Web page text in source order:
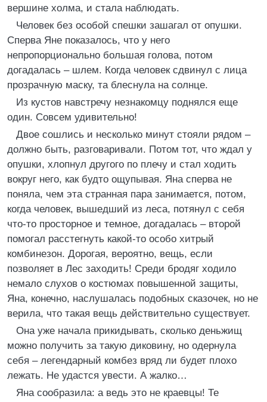
вершине холма, и стала наблюдать.
Человек без особой спешки зашагал от опушки.
Сперва Яне показалось, что у него
непропорционально большая голова, потом
догадалась – шлем. Когда человек сдвинул с лица
прозрачную маску, та блеснула на солнце.
Из кустов навстречу незнакомцу поднялся еще
один. Совсем удивительно!
Двое сошлись и несколько минут стояли рядом –
должно быть, разговаривали. Потом тот, что ждал у
опушки, хлопнул другого по плечу и стал ходить
вокруг него, как будто ощупывая. Яна сперва не
поняла, чем эта странная пара занимается, потом,
когда человек, вышедший из леса, потянул с себя
что-то просторное и темное, догадалась – второй
помогал расстегнуть какой-то особо хитрый
комбинезон. Дорогая, вероятно, вещь, если
позволяет в Лес заходить! Среди бродяг ходило
немало слухов о костюмах повышенной защиты,
Яна, конечно, наслушалась подобных сказочек, но не
верила, что такая вещь действительно существует.
Она уже начала прикидывать, сколько деньжищ
можно получить за такую диковину, но одернула
себя – легендарный комбез вряд ли будет плохо
лежать. Не удастся увести. А жалко…
Яна сообразила: а ведь это не краевцы! Те